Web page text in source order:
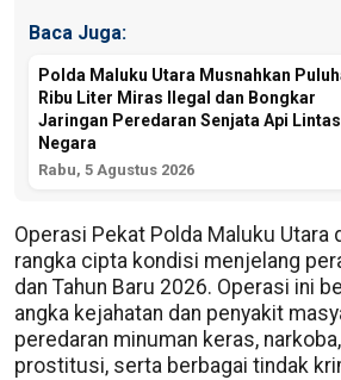
Baca Juga:
Polda Maluku Utara Musnahkan
Ribu Liter Miras Ilegal dan Bongkar
Jaringan Peredaran Senjata Api Lintas
Negara
Rabu, 5 Agustus 2026
Operasi Pekat Polda Maluku Utara
rangka cipta kondisi menjelang
dan Tahun Baru 2026. Operasi ini
angka kejahatan dan penyakit
peredaran minuman keras,
prostitusi, serta berbagai tindak